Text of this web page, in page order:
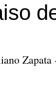
Zapata